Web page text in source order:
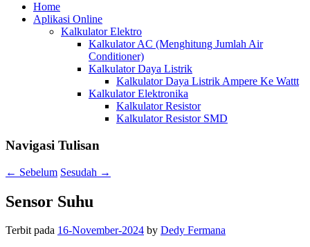
Home
Aplikasi Online
Kalkulator Elektro
Kalkulator AC (Menghitung Jumlah Air
Conditioner)
Kalkulator Daya Listrik
Kalkulator Daya Listrik Ampere Ke Wattt
Kalkulator Elektronika
Kalkulator Resistor
Kalkulator Resistor SMD
Navigasi Tulisan
← Sebelum Sesudah →
Sensor Suhu
Terbit pada 16-November-2024 by Dedy Fermana